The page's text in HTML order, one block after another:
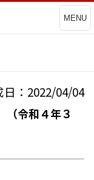
MENU
日：2022/04/04
（令和４年３